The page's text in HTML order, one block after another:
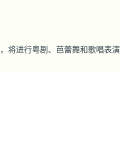
将进行粤剧、芭蕾舞和歌唱表演